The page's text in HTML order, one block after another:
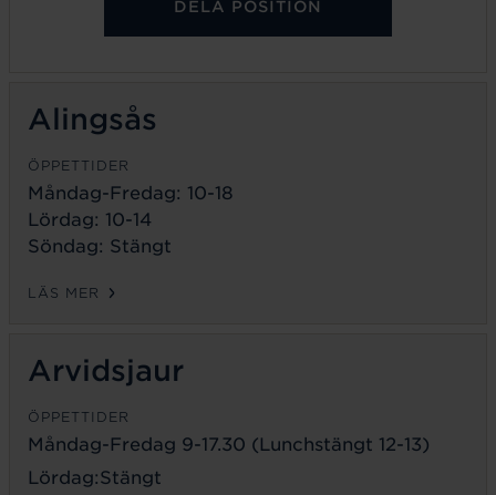
DELA POSITION
Alingsås
ÖPPETTIDER
Måndag-Fredag: 10-18
Lördag: 10-14
Söndag: Stängt
LÄS MER
Arvidsjaur
ÖPPETTIDER
Måndag-Fredag 9-17.30 (Lunchstängt 12-13)
Lördag:Stängt